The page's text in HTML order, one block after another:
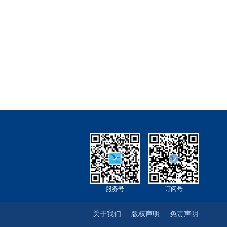
订阅号
服务号
免责声明
版权声明
关于我们